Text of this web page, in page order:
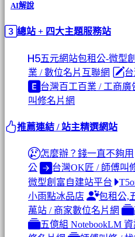
AI解說
總站 + 四大主題服務站
五元網站包租公-微型
業 / 數位名片互聯網
台灣百工百業 / 工商廣
叫修名片網
推薦連結 / 站主精選網站
怎麼辦？錢一直不夠用
公
台灣OK匠 / 師傅叫
微型創富自建站平台
小雨點冰品店
包租公,
萬站 / 商家數位名片網
五億組 NotebookLM